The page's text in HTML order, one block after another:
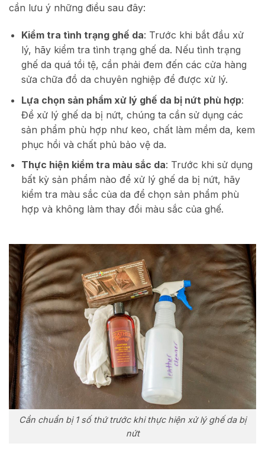
cần lưu ý những điều sau đây:
Kiểm tra tình trạng ghế da: Trước khi bắt đầu xử
lý, hãy kiểm tra tình trạng ghế da. Nếu tình trạng
ghế da quá tồi tệ, cần phải đem đến các cửa hàng
sửa chữa đồ da chuyên nghiệp để được xử lý.
Lựa chọn sản phẩm xử lý ghế da bị nứt phù hợp:
Để xử lý ghế da bị nứt, chúng ta cần sử dụng các
sản phẩm phù hợp như keo, chất làm mềm da, kem
phục hồi và chất phủ bảo vệ da.
Thực hiện kiểm tra màu sắc da: Trước khi sử dụng
bất kỳ sản phẩm nào để xử lý ghế da bị nứt, hãy
kiểm tra màu sắc của da để chọn sản phẩm phù
hợp và không làm thay đổi màu sắc của ghế.
Cần chuẩn bị 1 số thứ trước khi thực hiện xử lý ghế da bị
nứt